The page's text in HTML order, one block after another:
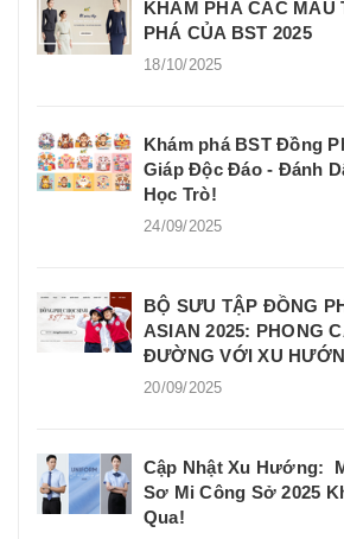
KHÁM PHÁ CÁC MẪU
PHÁ CỦA BST 2025
18/10/2025
Khám phá BST Đồng
Giáp Độc Đáo - Đánh
Học Trò!
24/09/2025
BỘ SƯU TẬP ĐỒNG
ASIAN 2025: PHONG
ĐƯỜNG VỚI XU
20/09/2025
Cập Nhật Xu Hướng:
Sơ Mi Công Sở 2025
Qua!